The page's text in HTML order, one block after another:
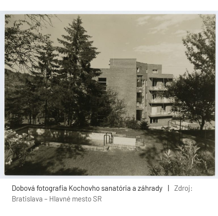
Dobová fotografia Kochovho sanatória a záhrady |
Zdroj:
Bratislava – Hlavné mesto SR